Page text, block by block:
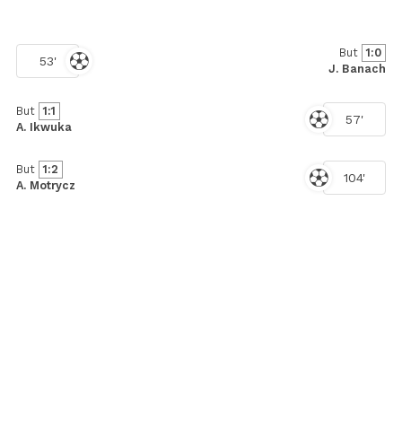
53'
But 1:0
J. Banach
57'
But 1:1
A. Ikwuka
104'
But 1:2
A. Motrycz